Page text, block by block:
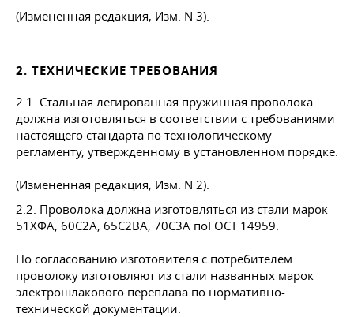
(Измененная редакция, Изм. N 3).
2. ТЕХНИЧЕСКИЕ ТРЕБОВАНИЯ
2.1. Стальная легированная пружинная проволока
должна изготовляться в соответствии с требованиями
настоящего стандарта по технологическому
регламенту, утвержденному в установленном порядке.
(Измененная редакция, Изм. N 2).
2.2. Проволока должна изготовляться из стали марок
51ХФА, 60С2А, 65С2ВА, 70С3А поГОСТ 14959.
По согласованию изготовителя с потребителем
проволоку изготовляют из стали названных марок
электрошлакового переплава по нормативно-
технической документации.